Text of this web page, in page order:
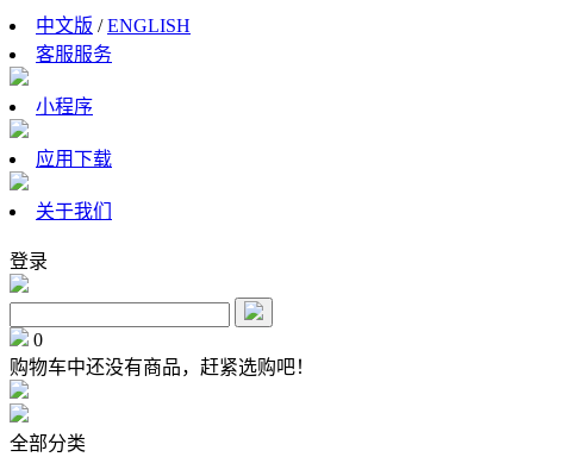
中文版 /ENGLISH
客服服务
小程序
应用下载
关于我们
登录
0
购物车中还没有商品，赶紧选购吧！
全部分类